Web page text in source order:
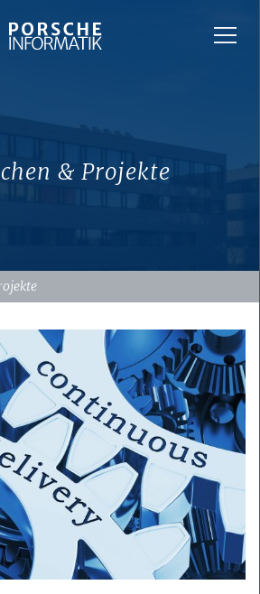
& Projekte